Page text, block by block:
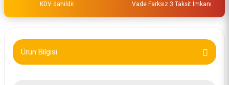
KDV dahildir. Vade Farksız 3 Taksit İmkanı
Ürün Bilgisi